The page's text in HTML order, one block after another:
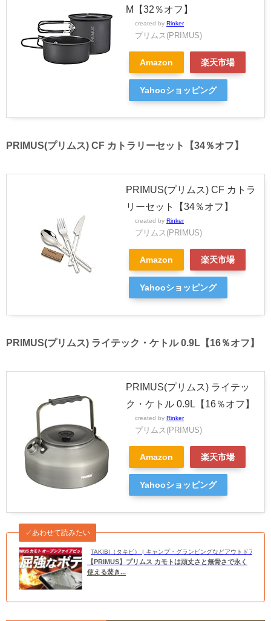
M【32％オフ】
created by Rinker
プリムス(PRIMUS)
Amazon 楽天市場
Yahooショッピング
PRIMUS(プリムス) CF カトラリーセット【34％オフ】
PRIMUS(プリムス) CF カトラ
リーセット【34％オフ】
created by Rinker
プリムス(PRIMUS)
Amazon 楽天市場
Yahooショッピング
PRIMUS(プリムス) ライテック・ケトル 0.9L【16％オフ】
PRIMUS(プリムス) ライテッ
ク・ケトル 0.9L【16％オフ】
created by Rinker
プリムス(PRIMUS)
Amazon 楽天市場
Yahooショッピング
TAKIBI（タキビ） | キャンプ・グランピングなどアウトドアの総
✓あわせて読みたい
【PRIMUS】プリムス カモトは頑丈さと無骨さで永く
使える焚き...